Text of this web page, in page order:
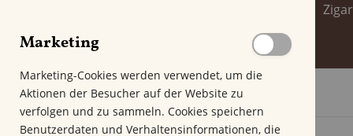
Spirituosenwelt
Startseite Dominican Cigar Selection Toro
Z
Marketing
Marketing-Cookies werden verwendet, um die
Aktionen der Besucher auf der Website zu
verfolgen und zu sammeln. Cookies speichern
Benutzerdaten und Verhaltensinformationen, die